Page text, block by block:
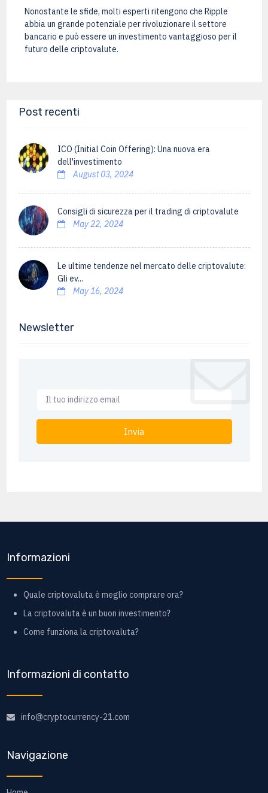
Nonostante le sfide, molti esperti ritengono che Ripple
abbia un grande potenziale per rivoluzionare il settore
bancario e può essere un investimento vantaggioso per il
futuro delle criptovalute.
Post recenti
ICO (Initial Coin Offering): Una nuova era
dell'investimento
August 03, 2024
Consigli di sicurezza per il trading di criptovalute
May 22, 2024
Le ultime tendenze nel mercato delle criptovalute:
Gli ev...
May 16, 2024
Newsletter
Invia
Informazioni
Quale criptovaluta è meglio comprare ora?
La criptovaluta è un buon investimento?
Come funziona la criptovaluta?
Informazioni di contatto
info@cryptocurrency-21.com
Navigazione